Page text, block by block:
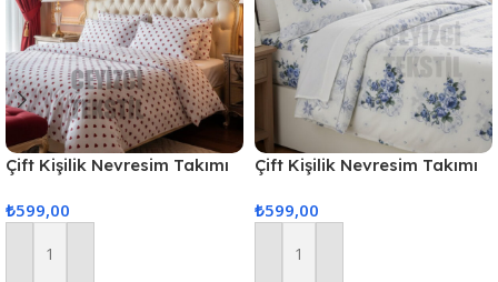
Çift Kişilik Nevresim Takımı
₺599,00
Sepete Ekle
Çift Kişilik Nevresim Takımı
₺599,00
Sepete Ekle